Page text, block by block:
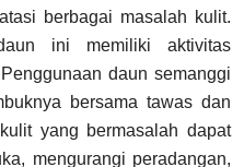
berbagai masalah kulit.
ini memiliki aktivitas
daun semanggi
bersama tawas dan
yang bermasalah dapat
mengurangi peradangan,